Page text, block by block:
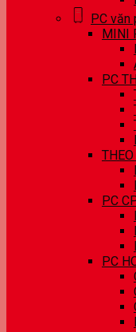
PC văn
MINI
PC
PC
PC